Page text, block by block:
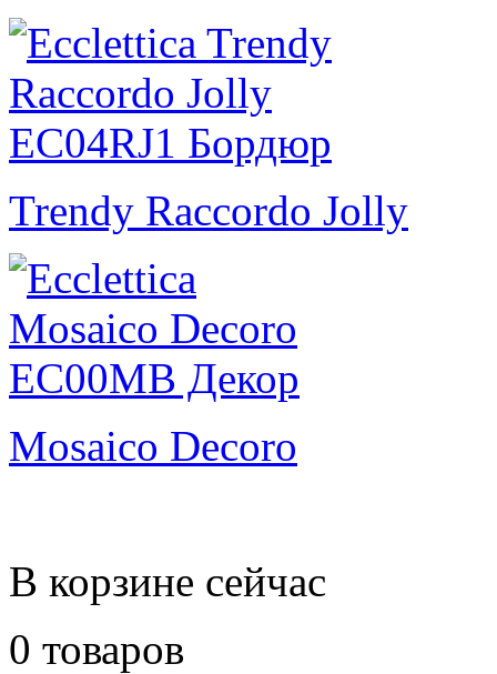
Trendy Raccordo Jolly
Mosaico Decoro
В корзине сейчас
0 товаров